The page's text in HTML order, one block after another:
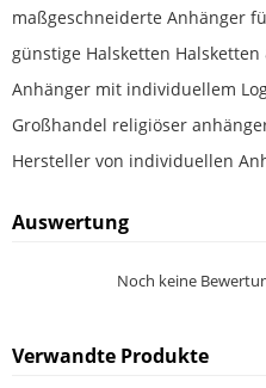
maßgeschneiderte Anhänger
günstige Halsketten Halsketten
Anhänger mit individuellem
Großhandel religiöser
Hersteller von individuellen
Auswertung
Noch keine
Verwandte Produkte